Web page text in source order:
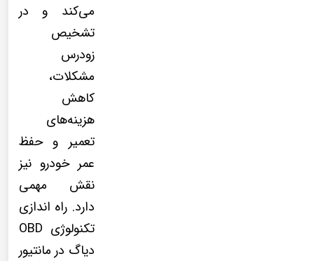
می‌کند و در
تشخیص
زودرس
مشکلات،
کاهش
هزینه‌های
تعمیر و حفظ
عمر خودرو نیز
نقش مهمی
دارد. راه اندازی
تکنولوژی OBD
دیاگ در مانتیور